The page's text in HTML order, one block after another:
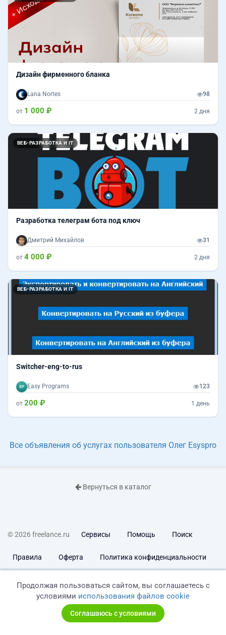
Дизайн фирменного бланка
Lana Nortes 98
от 1 000 ₽ 2 дня
ВЕБ-РАЗРАБОТКА И IT
Разработка телеграм бота под ключ
Дмитрий Михайлов 31
от 4 000 ₽ 2 дня
ВЕБ-РАЗРАБОТКА И IT
Switcher-eng-to-rus
Easy Programs 123
от 200 ₽ 1 день
Все объявления об услугах пользователя Олег Esyspro
Вернуться в каталог
© 2026 freelance.ru Сервисы Помощь Поиск
Правила Оферта Политика конфиденциальности
Продолжая пользоваться сайтом, вы соглашаетесь с
условиями использования файлов cookie
Соглашаюсь с условиями